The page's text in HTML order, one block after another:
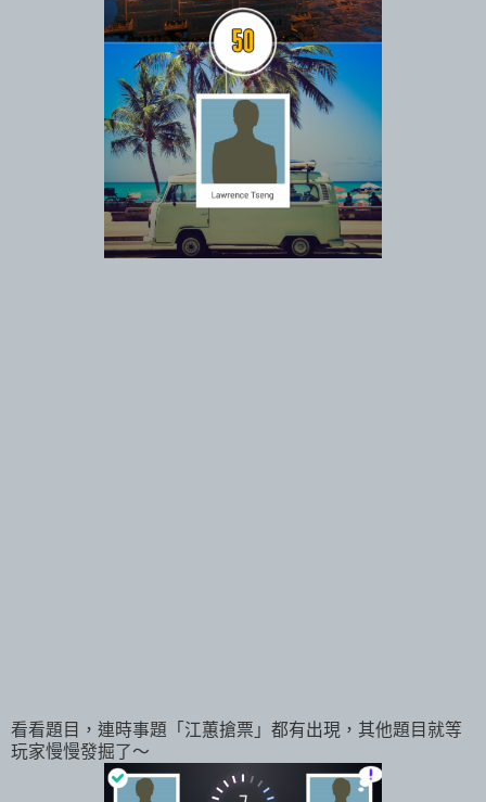
看看題目，連時事題「江蕙搶票」都有出現，其他題目就等
玩家慢慢發掘了～